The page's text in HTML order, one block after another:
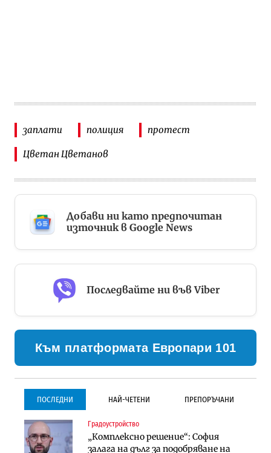
заплати полиция протест
Цветан Цветанов
Добави ни като предпочитан
източник в Google News
Последвайте ни във Viber
Към платформата Европари 101
ПОСЛЕДНИ НАЙ-ЧЕТЕНИ ПРЕПОРЪЧАНИ
Градоустройство
„Комплексно решение“: София
залага на дълг за подобряване на
Градоустройство
Столична община избра
изпълнител за преместването на
Инфраструктура
Проектирането на тунела под
Петрохан ще върви паралелно с